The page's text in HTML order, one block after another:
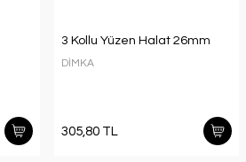
3 Kollu Yüzen Halat 26mm
DİMKA
305,80 TL